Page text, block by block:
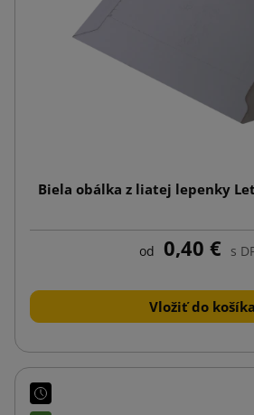
Biela obálka z liatej lepenky
od 0,40 € s
Vložiť do košíka